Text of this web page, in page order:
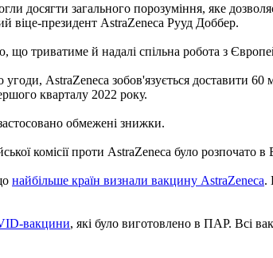
досягти загального порозуміння, яке
віце-президент AstraZeneca Рууд Доббер.
що триватиме й надалі спільна робота з
AstraZeneca зобов'язується доставити 60
кварталу 2022 року.
обмежені знижки.
комісії проти AstraZeneca було розпочато в
найбільше країн визнали вакцину AstraZeneca.
вакцини, які було виготовлено в ПАР. Всі